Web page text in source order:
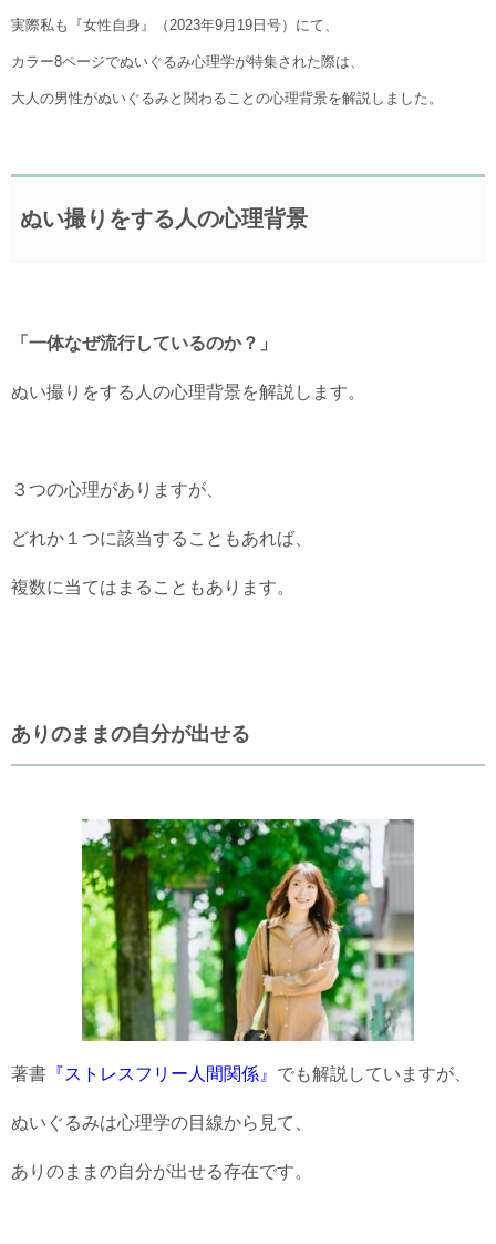
実際私も『女性自身』（2023年9月19日号）にて、
カラー8ページでぬいぐるみ心理学が特集された際は、
大人の男性がぬいぐるみと関わることの心理背景を解説しました。
ぬい撮りをする人の心理背景
「一体なぜ流行しているのか？」
ぬい撮りをする人の心理背景を解説します。
３つの心理がありますが、
どれか１つに該当することもあれば、
複数に当てはまることもあります。
ありのままの自分が出せる
著書 『ストレスフリー人間関係』 でも解説していますが、
ぬいぐるみは心理学の目線から見て、
ありのままの自分が出せる存在です。